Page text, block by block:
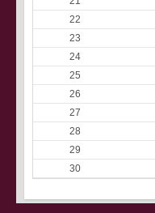
22
23
24
25
26
27
28
29
30